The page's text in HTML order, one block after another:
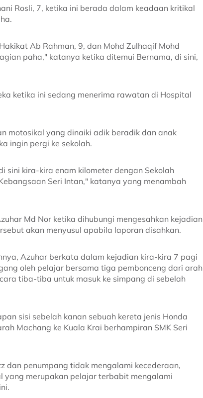
Rosli, 7, ketika ini berada dalam keadaan kritikal
Ab Rahman, 9, dan Mohd Zulhaqif Mohd
paha," katanya ketika ditemui Bernama, di sini,
ketika ini sedang menerima rawatan di Hospital
motosikal yang dinaiki adik beradik dan anak
ingin pergi ke sekolah.
sini kira-kira enam kilometer dengan Sekolah
Seri Intan," katanya yang menambah
Md Nor ketika dihubungi mengesahkan kejadian
akan menyusul apabila laporan disahkan.
Azuhar berkata dalam kejadian kira-kira 7 pagi
oleh pelajar bersama tiga pembonceng dari arah
tiba-tiba untuk masuk ke simpang di sebelah
sisi sebelah kanan sebuah kereta jenis Honda
Machang ke Kuala Krai berhampiran SMK Seri
dan penumpang tidak mengalami kecederaan,
yang merupakan pelajar terbabit mengalami